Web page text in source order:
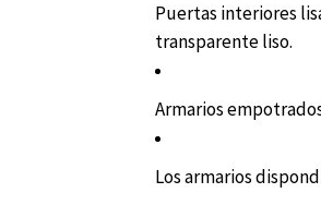
Puertas interiores
transparente liso.
Armarios
Los armarios